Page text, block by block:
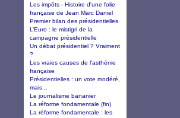
Les impôts - Histoire d'une folie
française de Jean Marc Daniel
Premier bilan des présidentielles
L’Euro : le mistigri de la
campagne présidentielle
Un débat présidentiel ? Vraiment
?
Les vraies causes de l'asthénie
française
Présidentielles : un vote modéré,
mais...
Le journalisme bananier
La réforme fondamentale (fin)
La réforme fondamentale : les